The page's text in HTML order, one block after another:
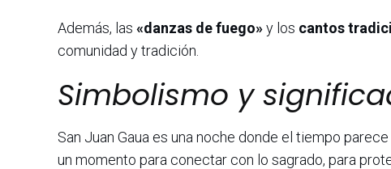
Además, las «danzas de fuego»y los cantos
comunidad y tradición.
Simbolismo y
San Juan Gaua es una noche donde el tiempo
un momento para conectar con lo sagrado, para